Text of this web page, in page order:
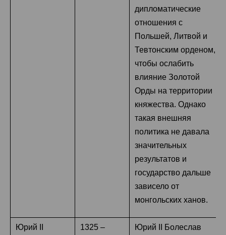
дипломатические
отношения с
Польшей, Литвой и
Тевтонским орденом,
чтобы ослабить
влияние Золотой
Орды на территории
княжества. Однако
такая внешняя
политика не давала
значительных
результатов и
государство дальше
зависело от
монгольских ханов.
Юрий II
1325 –
Юрий II Болеслав